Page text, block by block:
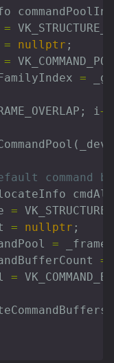
=
= nullptr ;
=
=
; i++
(
command
=
= nullptr ;
=
_frames
=
=